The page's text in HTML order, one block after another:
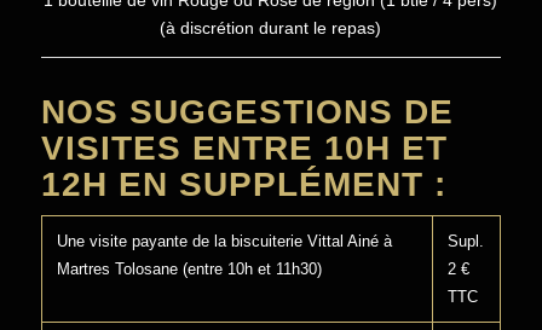
(à discrétion durant le repas)
NOS SUGGESTIONS DE
VISITES ENTRE 10H ET
12H EN SUPPLÉMENT :
Une visite payante de la biscuiterie Vittal Ainé à
Martres Tolosane (entre 10h et 11h30)
Supl.
2 €
TTC